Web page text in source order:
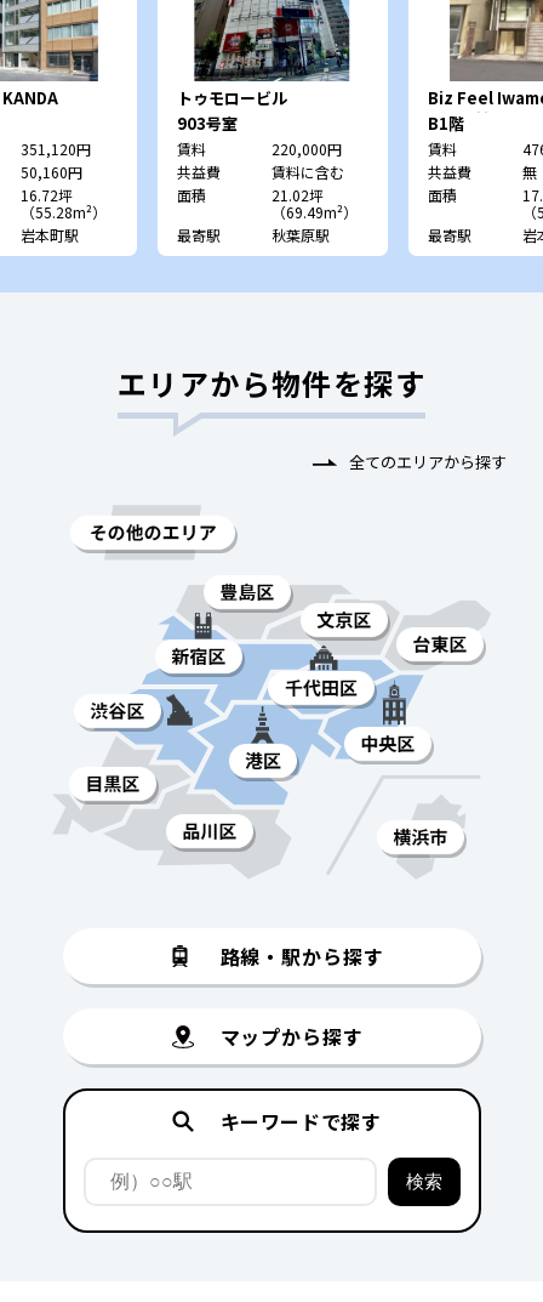
351,120円
50,160円
16.72坪
（55.28m²）
岩本町駅
トゥモロービル
903号室
賃料
220,000円
共益費
賃料に含む
面積
21.02坪
（69.49m²）
最寄駅
秋葉原駅
Biz Feel
（旧：神田TY
B1階
賃料
共益費
無
面積
最寄駅
岩
エリアから物件を探す
全てのエリアから探す
路線・駅から探す
マップから探す
キーワードで探す